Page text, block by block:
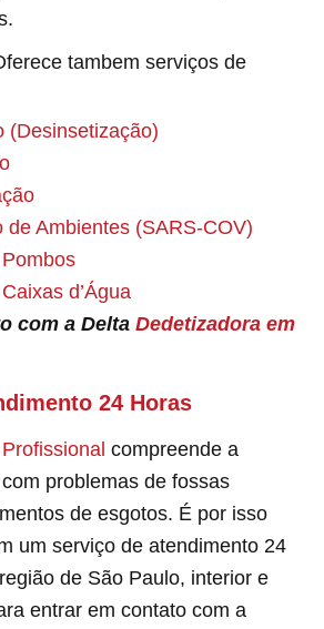
tambem serviços de
(Desinsetização)
de Ambientes (SARS-COV)
d’Água
com a Delta Dedetizadora em
24 Horas
compreende a
problemas de fossas
de esgotos. É por isso
um serviço de atendimento 24
de São Paulo, interior e
entrar em contato com a